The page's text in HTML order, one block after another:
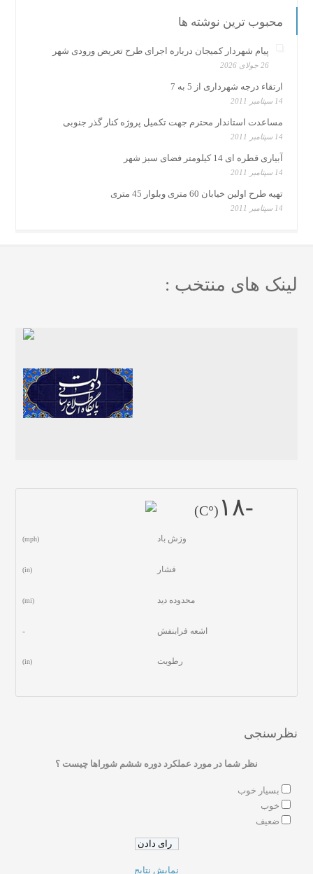
محبوب ترین نوشته ها
پیام شهردار کمیجان درباره اجرای طرح تعریض ورودی شهر
26 جولای 2026
ارتقاء درجه شهرداری از 5 به 7
14 سپتامبر 2011
مساعدت استاندار محترم جهت تکمیل پروژه کنار گذر جنوبی
14 سپتامبر 2011
آبیاری قطره ای 14 کیلومتر فضای سبز شهر
14 سپتامبر 2011
تهیه طرح اولین خیابان 60 متری وبلوار 45 متری
14 سپتامبر 2011
لینک های منتخب :
-١٨ (°C)
وزش باد (mph)
فشار (in)
محدوده دید (mi)
اشعه فرابنفش -
رطوبت (in)
نظرسنجی
نظر شما در مورد عملکرد دوره ششم شوراها چیست ؟
بسیار خوب
خوب
ضعیف
نمایش نتایج